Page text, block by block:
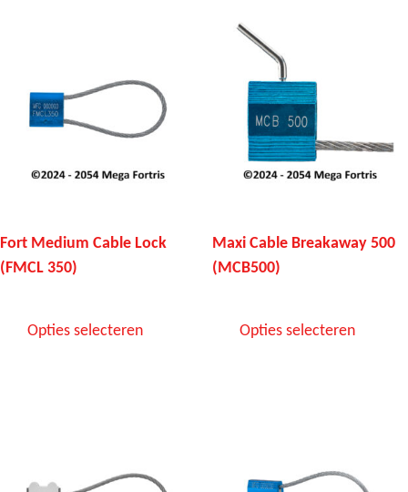
Fort Medium Cable Lock
(FMCL 350)
Opties selecteren
Maxi Cable Breakaway 500
(MCB500)
Opties selecteren